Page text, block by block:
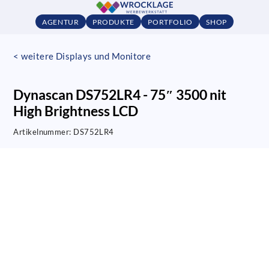
AGENTUR PRODUKTE PORTFOLIO SHOP
< weitere Displays und Monitore
Dynascan DS752LR4 - 75″ 3500 nit
High Brightness LCD
Artikelnummer: DS752LR4